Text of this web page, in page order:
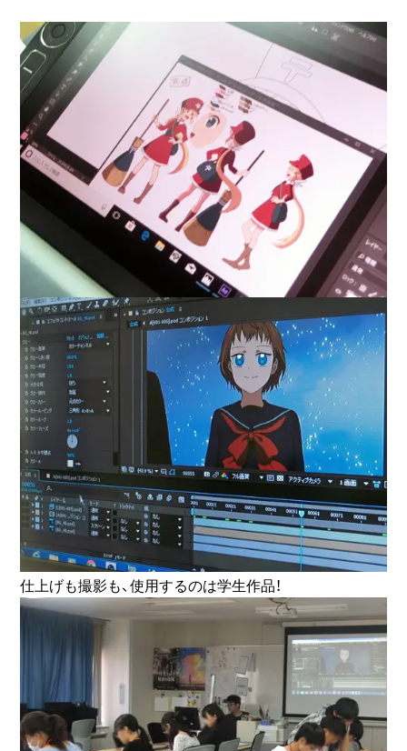
仕上げも撮影も、使用するのは学生作品！